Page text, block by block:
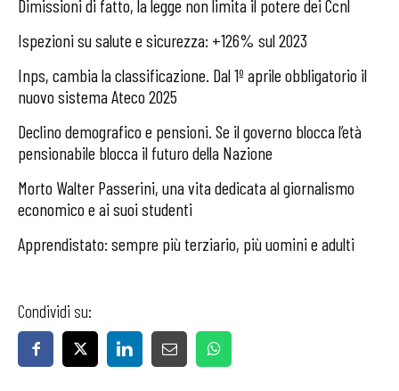
Dimissioni di fatto, la legge non limita il potere dei Ccnl
Ispezioni su salute e sicurezza: +126% sul 2023
Inps, cambia la classificazione. Dal 1º aprile obbligatorio il
nuovo sistema Ateco 2025
Declino demografico e pensioni. Se il governo blocca l’età
pensionabile blocca il futuro della Nazione
Morto Walter Passerini, una vita dedicata al giornalismo
economico e ai suoi studenti
Apprendistato: sempre più terziario, più uomini e adulti
Condividi su: